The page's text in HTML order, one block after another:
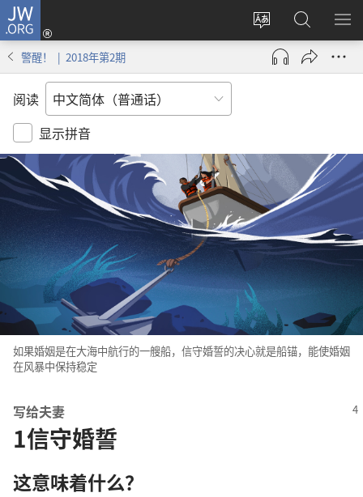
JW.ORG
更
改
网
登
录
（打
搜
索
JW.ORG
显
警醒！ | 2018年第2期
阅读
显示拼音
如果婚姻是在大海中航行的一艘船， 信守婚誓的决心就是船锚， 能使婚姻
在风暴中保持稳定
写给夫妻
1信守婚誓
这意味着什么？